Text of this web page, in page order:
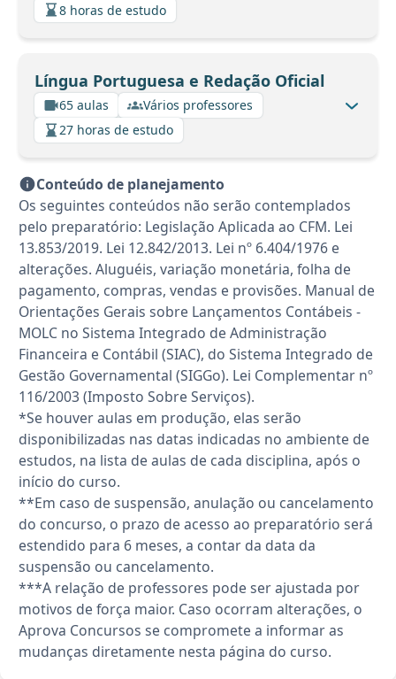
8 horas de estudo
Língua Portuguesa e Redação Oficial
65 aulas
Vários professores
27 horas de estudo
Conteúdo de planejamento
Os seguintes conteúdos não serão contemplados
pelo preparatório: Legislação Aplicada ao CFM. Lei
13.853/2019. Lei 12.842/2013. Lei nº 6.404/1976 e
alterações. Aluguéis, variação monetária, folha de
pagamento, compras, vendas e provisões. Manual de
Orientações Gerais sobre Lançamentos Contábeis -
MOLC no Sistema Integrado de Administração
Financeira e Contábil (SIAC), do Sistema Integrado de
Gestão Governamental (SIGGo). Lei Complementar nº
116/2003 (Imposto Sobre Serviços).
*Se houver aulas em produção, elas serão
disponibilizadas nas datas indicadas no ambiente de
estudos, na lista de aulas de cada disciplina, após o
início do curso.
**Em caso de suspensão, anulação ou cancelamento
do concurso, o prazo de acesso ao preparatório será
estendido para 6 meses, a contar da data da
suspensão ou cancelamento.
***A relação de professores pode ser ajustada por
motivos de força maior. Caso ocorram alterações, o
Aprova Concursos se compromete a informar as
mudanças diretamente nesta página do curso.